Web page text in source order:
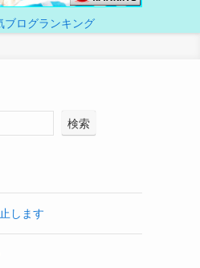
ブログランキング
検索
します